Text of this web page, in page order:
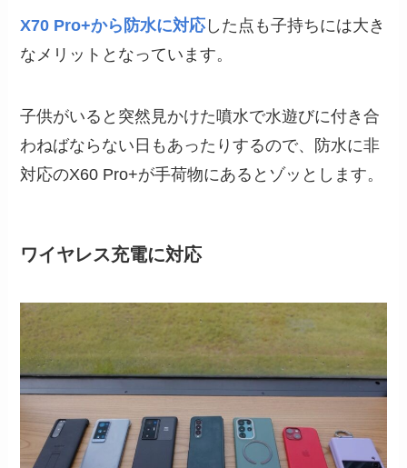
X70 Pro+から防水に対応 した点も子持ちには大き
なメリットとなっています。
子供がいると突然見かけた噴水で水遊びに付き合
わねばならない日もあったりするので、防水に非
対応のX60 Pro+が手荷物にあるとゾッとします。
ワイヤレス充電に対応